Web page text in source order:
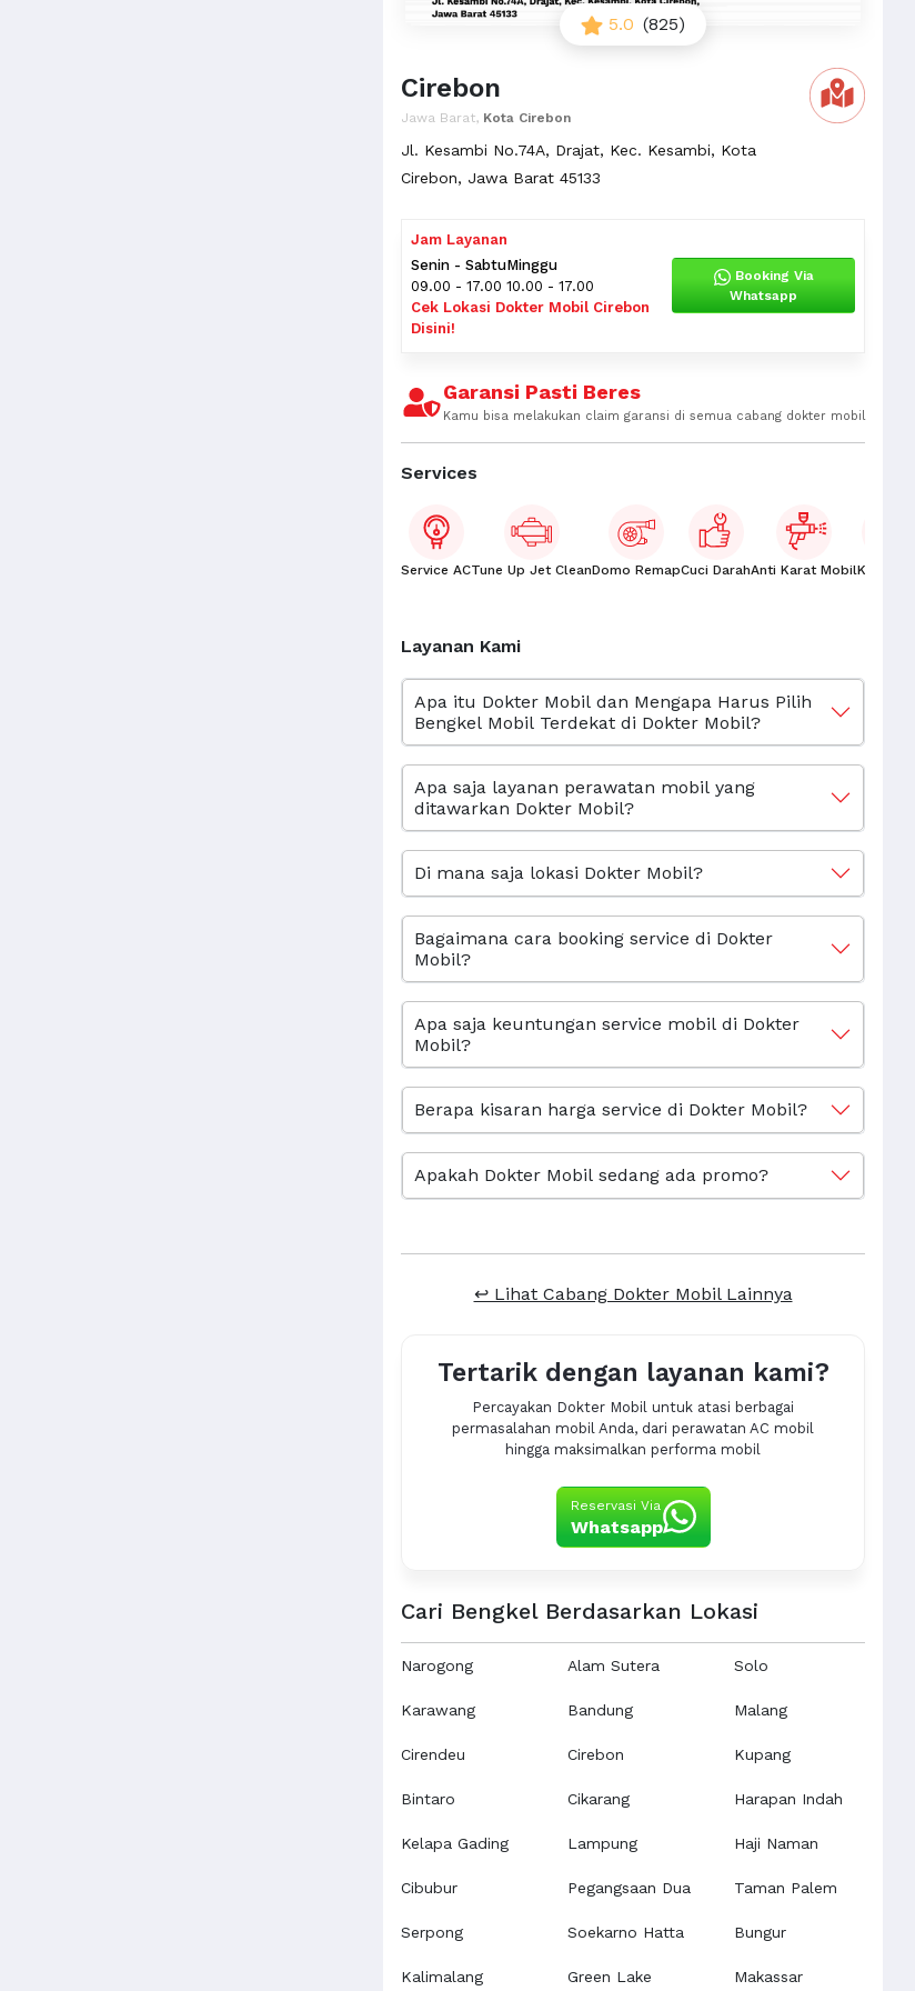
5.0 (825)
Cirebon
Jawa Barat, Kota Cirebon
Jl. Kesambi No.74A, Drajat, Kec. Kesambi, Kota
Cirebon, Jawa Barat 45133
Jam Layanan
Senin - Sabtu
09.00 - 17.00
Minggu
10.00 - 17.00
Cek Lokasi Dokter Mobil Cirebon
Disini!
Booking Via
Whatsapp
Garansi Pasti Beres
Kamu bisa melakukan claim garansi di semua cabang dokter mobil
Services
Service ACTune Up Jet CleanDomo RemapCuci DarahAnti Karat MobilKaca Film
Layanan Kami
Apa itu Dokter Mobil dan Mengapa Harus Pilih
Bengkel Mobil Terdekat di Dokter Mobil?
Apa saja layanan perawatan mobil yang
ditawarkan Dokter Mobil?
Di mana saja lokasi Dokter Mobil?
Bagaimana cara booking service di Dokter
Mobil?
Apa saja keuntungan service mobil di Dokter
Mobil?
Berapa kisaran harga service di Dokter Mobil?
Apakah Dokter Mobil sedang ada promo?
↩ Lihat Cabang Dokter Mobil Lainnya
Tertarik dengan layanan kami?
Percayakan Dokter Mobil untuk atasi berbagai
permasalahan mobil Anda, dari perawatan AC mobil
hingga maksimalkan performa mobil
Reservasi Via
Whatsapp
Cari Bengkel Berdasarkan Lokasi
Narogong
Karawang
Cirendeu
Bintaro
Kelapa Gading
Cibubur
Serpong
Kalimalang
Alam Sutera
Bandung
Cirebon
Cikarang
Lampung
Pegangsaan Dua
Soekarno Hatta
Green Lake
Solo
Malang
Kupang
Harapan Indah
Haji Naman
Taman Palem
Bungur
Makassar